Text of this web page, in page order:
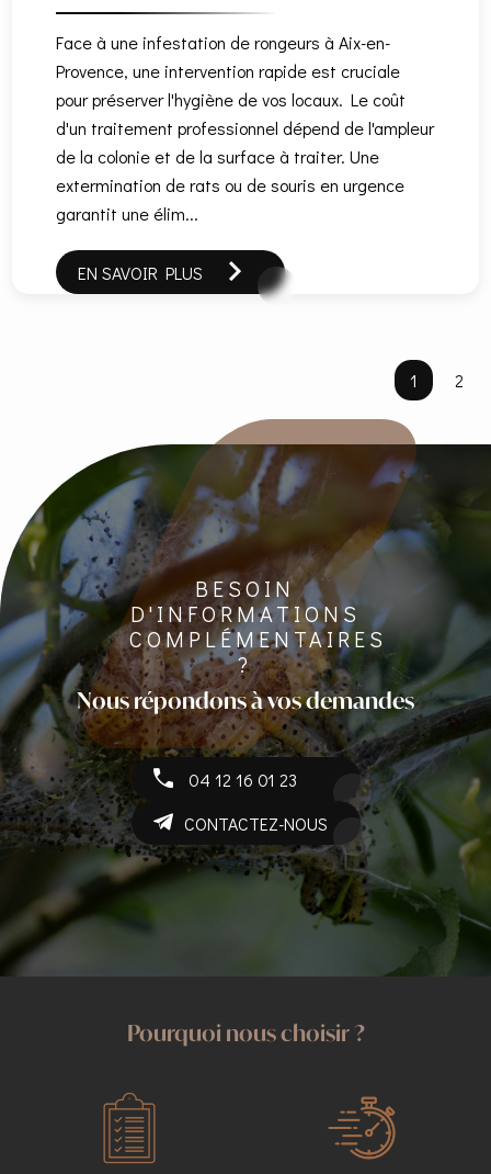
Face à une infestation de rongeurs à Aix-en-
Provence, une intervention rapide est cruciale
pour préserver l'hygiène de vos locaux. Le coût
d'un traitement professionnel dépend de l'ampleur
de la colonie et de la surface à traiter. Une
extermination de rats ou de souris en urgence
garantit une élim...
EN SAVOIR PLUS
1 2
BESOIN
D'INFORMATIONS
COMPLÉMENTAIRES
?
Nous répondons à vos demandes
04 12 16 01 23
CONTACTEZ-NOUS
Pourquoi nous choisir ?